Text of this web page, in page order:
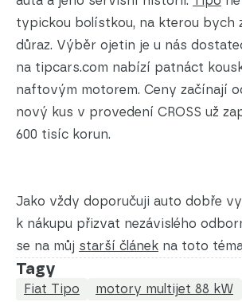
typickou bolístkou, na kterou bych
důraz. Výběr ojetin je u nás
na tipcars.com nabízí patnáct
naftovým motorem. Ceny začínají
nový kus v provedení CROSS už
600 tisíc korun.
Jako vždy doporučuji auto dobře
k nákupu přizvat nezávislého
se na můj starší článek na toto
Tagy
Fiat Tipo motory multijet 88 kW